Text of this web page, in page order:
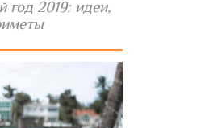
год 2019: идеи,